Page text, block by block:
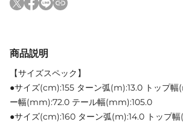
商品説明
【サイズスペック】
●サイズ(cm):155 ターン弧(m):13.0 トップ
ー幅(mm):72.0 テール幅(mm):105.0
●サイズ(cm):160 ターン弧(m):14.0 トップ